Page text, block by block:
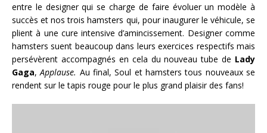
entre le designer qui se charge de faire évoluer un modèle à
succès et nos trois hamsters qui, pour inaugurer le véhicule, se
plient à une cure intensive d’amincissement. Designer comme
hamsters suent beaucoup dans leurs exercices respectifs mais
persévèrent accompagnés en cela du nouveau tube de Lady
Gaga,Applause. Au final, Soul et hamsters tous nouveaux se
rendent sur le tapis rouge pour le plus grand plaisir des fans!